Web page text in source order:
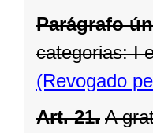
Parágrafo
categorias: I
(Revogado
Art. 21. A